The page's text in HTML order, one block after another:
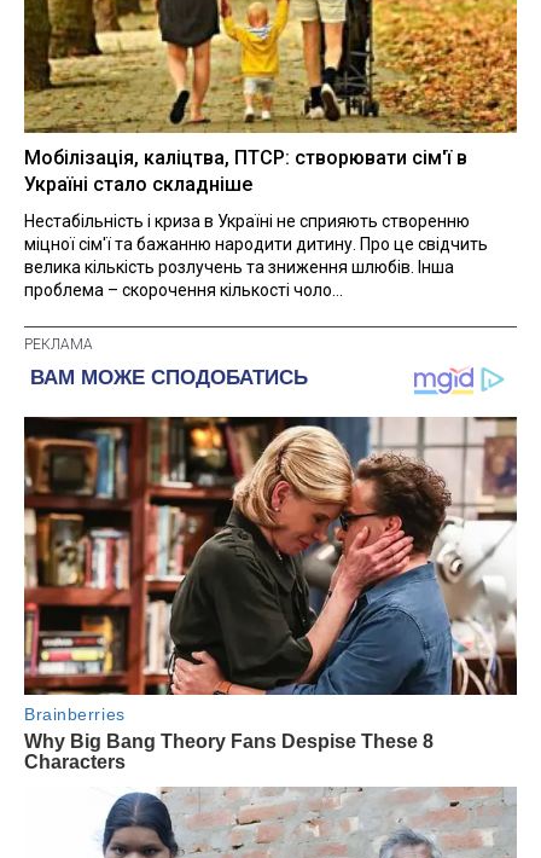
Мобілізація, каліцтва, ПТСР: створювати сім'ї в
Україні стало складніше
Нестабільність і криза в Україні не сприяють створенню
міцної сім'ї та бажанню народити дитину. Про це свідчить
велика кількість розлучень та зниження шлюбів. Інша
проблема – скорочення кількості чоло...